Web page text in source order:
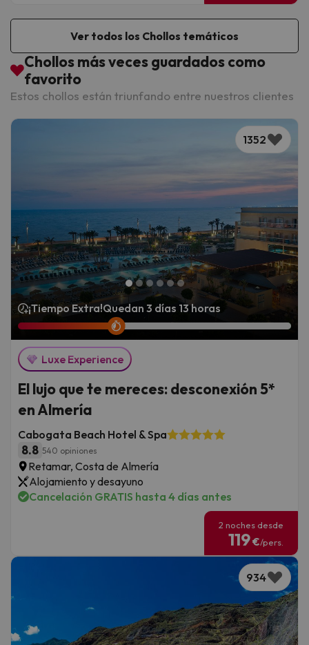
Ver todos los Chollos temáticos
Chollos más veces guardados como
favorito
Estos chollos están triunfando entre nuestros clientes
¡Tiempo Extra!Quedan 3 días 13 horas
1352
Luxe Experience
El lujo que te mereces: desconexión 5*
en Almería
Cabogata Beach Hotel & Spa
8.8 540 opiniones
Retamar, Costa de Almería
Alojamiento y desayuno
Cancelación GRATIS hasta 4 días antes
2 noches desde
119€/pers.
934